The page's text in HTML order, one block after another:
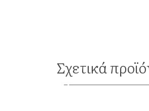
Σχετικά